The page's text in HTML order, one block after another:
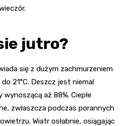
jutro?
się z dużym zachmurzeniem
21°C. Deszcz jest niemal
aż 88%. Ciepłe
zwłaszcza podczas porannych
Wiatr osłabnie, osiągając